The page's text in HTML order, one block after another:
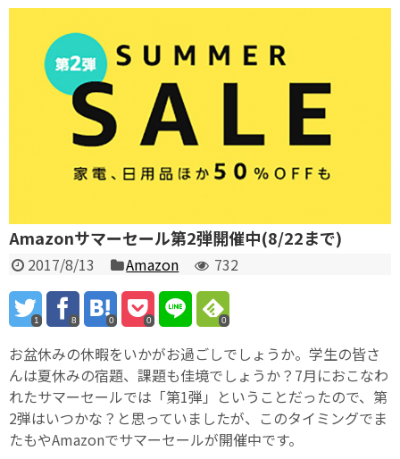
Amazonサマーセール第2弾開催中(8/22まで)
2017/8/13 Amazon 732
1 8 0 0 0
お盆休みの休暇をいかがお過ごしでしょうか。学生の皆さ
んは夏休みの宿題、課題も佳境でしょうか？7月におこなわ
れたサマーセールでは「第1弾」ということだったので、第
2弾はいつかな？と思っていましたが、このタイミングでま
たもやAmazonでサマーセールが開催中です。